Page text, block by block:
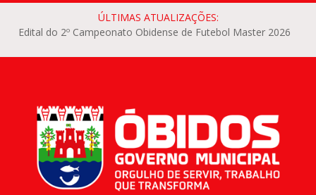
ÚLTIMAS ATUALIZAÇÕES:
Edital do 2º Campeonato Obidense de Futebol Master 2026